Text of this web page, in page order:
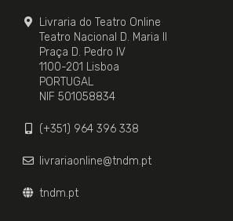
Livraria do Teatro Online
Teatro Nacional D. Maria II
Praça D. Pedro IV
1100-201 Lisboa
PORTUGAL
NIF 501058834
(+351) 964 396 338
livrariaonline@tndm.pt
tndm.pt